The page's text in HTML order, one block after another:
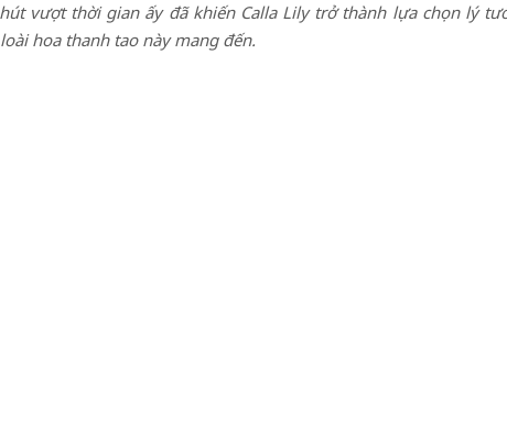
vượt thời gian ấy đã khiến Calla Lily trở thành lựa chọn lý
hoa thanh tao này mang đến.